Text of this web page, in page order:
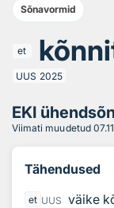
Sõnavormid
et
UUS 2025
EKI
Viimati muudetud
Tähendused
et UUS
väike